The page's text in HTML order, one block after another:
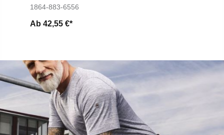
1864-883-6556
Ab 42,55 €*